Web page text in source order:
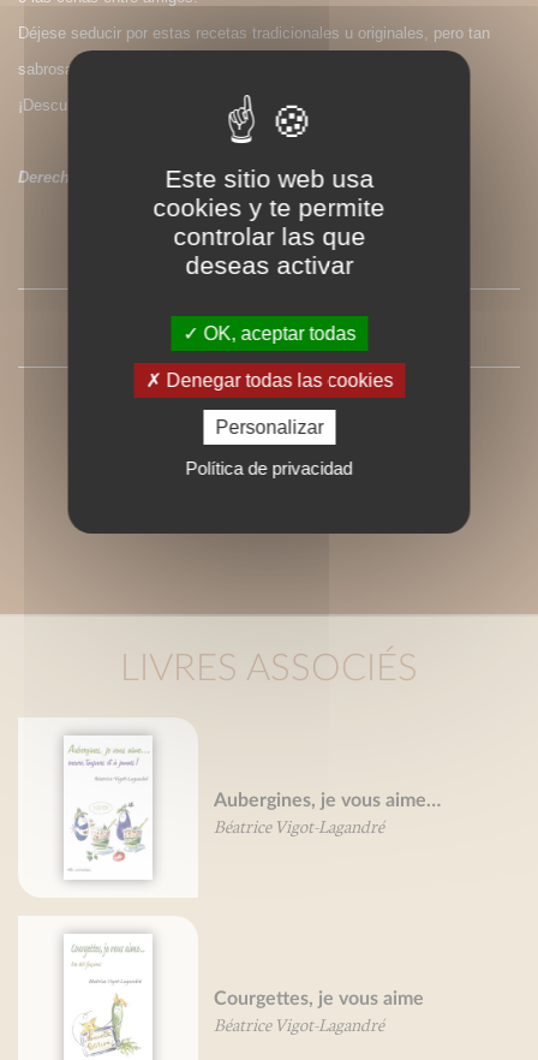
Déjese seducir por estas recetas tradicionales u originales, pero tan
sabrosas y fáciles de realizar.
¡Descubra ya cómo redescubrir las coles!
Derechos de traducción disponibles
SOMMAIRE
PRESSE
LIVRES ASSOCIÉS
Aubergines, je vous aime…
Béatrice Vigot-Lagandré
Courgettes, je vous aime
Béatrice Vigot-Lagandré
Este sitio web usa
cookies y te permite
controlar las que
deseas activar
OK, aceptar todas
Denegar todas las cookies
Personalizar
Política de privacidad